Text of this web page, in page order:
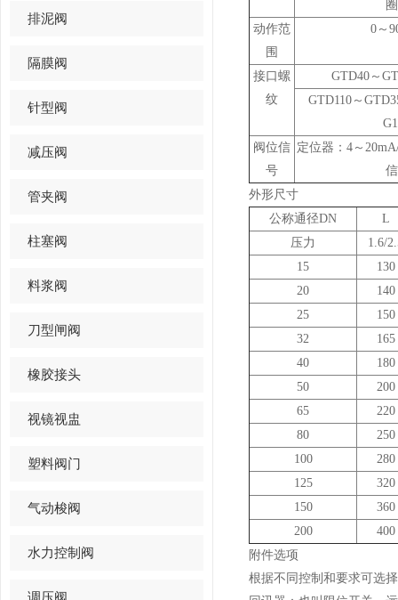
排泥阀
隔膜阀
针型阀
减压阀
管夹阀
柱塞阀
料浆阀
刀型闸阀
橡胶接头
视镜视盅
塑料阀门
气动梭阀
水力控制阀
调压阀
动作范
围
0～
接口螺
纹
GTD40～
GTD110～
阀位信
号
定位器：4～
外形尺寸
公称通径DN
L
压力
1.6/
15
130
20
140
25
150
32
165
40
180
50
200
65
220
80
250
100
280
125
320
150
360
200
400
附件选项
根据不同控制和要求可选